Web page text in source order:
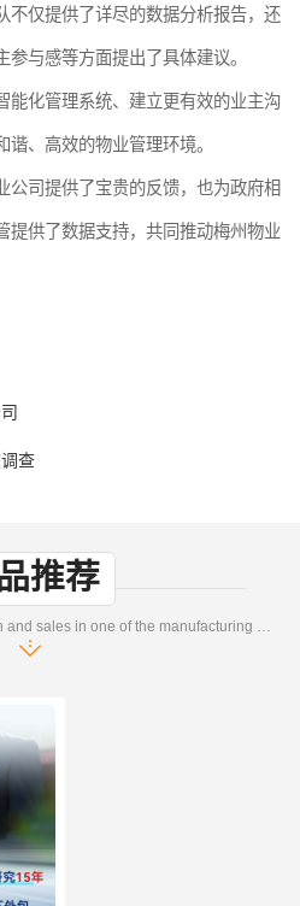
不仅提供了详尽的数据分析报告，还
与感等方面提出了具体建议。
能化管理系统、建立更有效的业主沟
、高效的物业管理环境。
公司提供了宝贵的反馈，也为政府相
提供了数据支持，共同推动梅州物业
查
推荐
Development, design, production and sales in one of the manufacturing enterprises